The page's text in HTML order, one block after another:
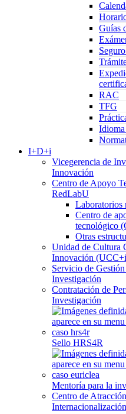
Guías
RAC
TFG
I+D+i
Vicegerencia de
Innovación
Centro de Apoyo
RedLabU
Laboratorios
Centro de
tecnológico
Otras
Unidad de Cultura
Innovación
Servicio de
Investigación
Contratación de
Investigación
Sello HRS4R
Mentoría para la
Centro de